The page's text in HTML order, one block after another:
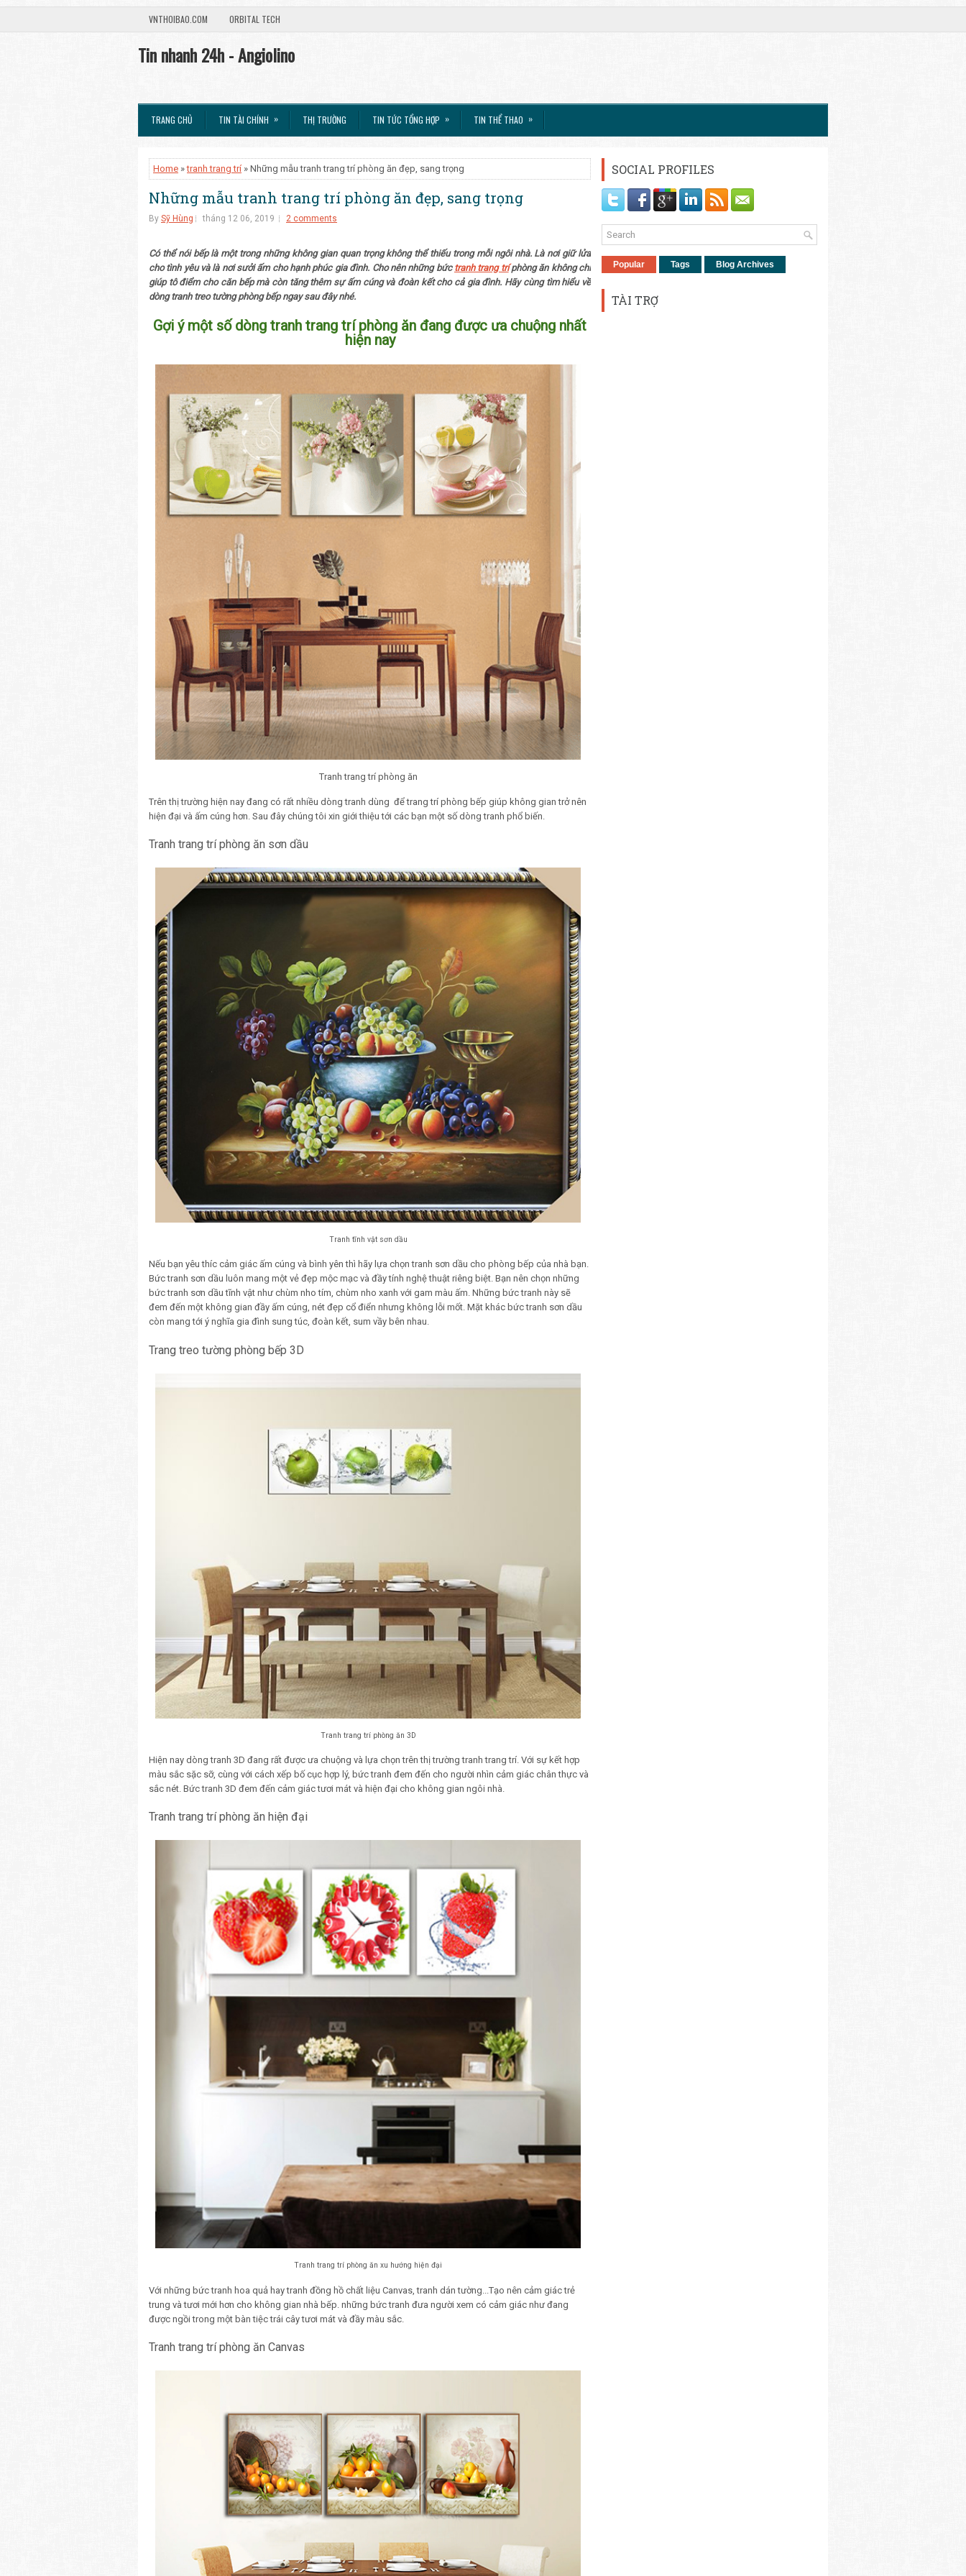
VNTHOIBAO.COM ORBITAL TECH
Tin nhanh 24h - Angiolino
TRANG CHỦ TIN TÀI CHÍNH » THỊ TRƯỜNG TIN TỨC TỔNG HỢP » TIN THỂ THAO »
Home »tranh trang trí » Những mẫu tranh trang trí phòng ăn đẹp, sang trọng
Những mẫu tranh trang trí phòng ăn đẹp, sang trọng
By Sỹ Hùng tháng 12 06, 2019 2 comments
Có thể nói bếp là một trong những không gian quan trọng không thể thiếu trong mỗi ngôi nhà. Là nơi giữ lửa
cho tình yêu và là nơi sưởi ấm cho hạnh phúc gia đình. Cho nên những bức tranh trang tríphòng ăn không chỉ
giúp tô điểm cho căn bếp mà còn tăng thêm sự ấm cúng và đoàn kết cho cả gia đình. Hãy cùng tìm hiểu về
dòng tranh treo tường phòng bếp ngay sau đây nhé.
Gợi ý một số dòng tranh trang trí phòng ăn đang được ưa chuộng nhất
hiện nay
Tranh trang trí phòng ăn
Trên thị trường hiện nay đang có rất nhiều dòng tranh dùng để trang trí phòng bếp giúp không gian trở nên
hiện đại và ấm cúng hơn. Sau đây chúng tôi xin giới thiệu tới các bạn một số dòng tranh phổ biến.
Tranh trang trí phòng ăn sơn dầu
Tranh tĩnh vật sơn dầu
Nếu bạn yêu thíc cảm giác ấm cúng và bình yên thì hãy lựa chọn tranh sơn dầu cho phòng bếp của nhà bạn.
Bức tranh sơn dầu luôn mang một vẻ đẹp mộc mạc và đầy tính nghệ thuật riêng biệt. Bạn nên chọn những
bức tranh sơn dầu tĩnh vật như chùm nho tím, chùm nho xanh với gam màu ấm. Những bức tranh này sẽ
đem đến một không gian đầy ấm cúng, nét đẹp cổ điển nhưng không lỗi mốt. Mặt khác bức tranh sơn dầu
còn mang tới ý nghĩa gia đình sung túc, đoàn kết, sum vầy bên nhau.
Trang treo tường phòng bếp 3D
Tranh trang trí phòng ăn 3D
Hiện nay dòng tranh 3D đang rất được ưa chuộng và lựa chọn trên thị trường tranh trang trí. Với sự kết hợp
màu sắc sặc sỡ, cùng với cách xếp bố cục hợp lý, bức tranh đem đến cho người nhìn cảm giác chân thực và
sắc nét. Bức tranh 3D đem đến cảm giác tươi mát và hiện đại cho không gian ngôi nhà.
Tranh trang trí phòng ăn hiện đại
Tranh trang trí phòng ăn xu hướng hiện đại
Với những bức tranh hoa quả hay tranh đồng hồ chất liệu Canvas, tranh dán tường...Tạo nên cảm giác trẻ
trung và tươi mới hơn cho không gian nhà bếp. những bức tranh đưa người xem có cảm giác như đang
được ngồi trong một bàn tiệc trái cây tươi mát và đầy màu sắc.
Tranh trang trí phòng ăn Canvas
SOCIAL PROFILES
Popular Tags Blog Archives
TÀI TRỢ